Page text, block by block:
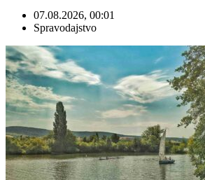
07.08.2026, 00:01
Spravodajstvo